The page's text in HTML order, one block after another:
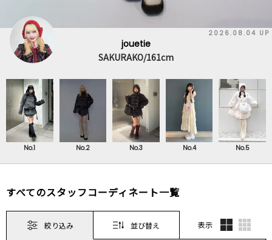
2026.08.04 UP
jouetie
SAKURAKO/161cm
No.1 No.2 No.3 No.4 No.5
すべてのスタッフコーディネート一覧
絞り込み 並び替え 表示